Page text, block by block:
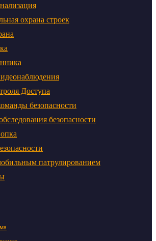
охрана строек
Доступа
безопасности
безопасности
патрулированием